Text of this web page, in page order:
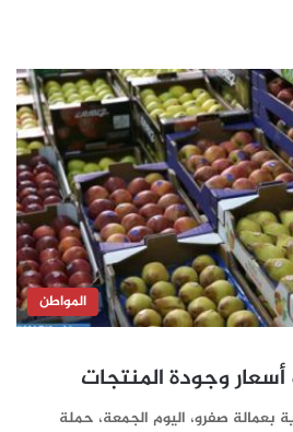
المواطن
وجودة المنتجات
صفرو، اليوم الجمعة، حملة